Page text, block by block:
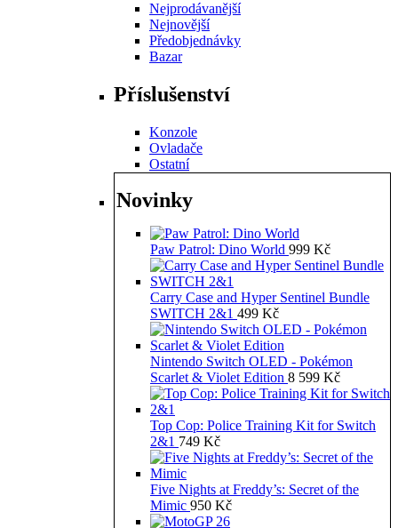
Nejprodávanější
Nejnovější
Předobjednávky
Bazar
Příslušenství
Konzole
Ovladače
Ostatní
Novinky
Paw Patrol: Dino World 999 Kč
Carry Case and Hyper Sentinel Bundle
SWITCH 2&1 499 Kč
Nintendo Switch OLED - Pokémon
Scarlet & Violet Edition 8 599 Kč
Top Cop: Police Training Kit for Switch
2&1 749 Kč
Five Nights at Freddy’s: Secret of the
Mimic 950 Kč